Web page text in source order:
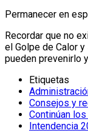
Permanecer en
Recordar que no
el Golpe de Calor
pueden prevenirlo
Etiquetas
Consejos y
Continúan
Intendencia